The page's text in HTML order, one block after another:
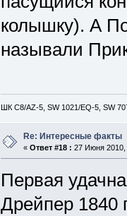
колышку). А
называли
ШК С8/AZ-5, SW 1021/EQ-5, SW
Re: Интересные факты
« Ответ #18 : 27 Июня 2010,
Первая
Дрейпер 1840